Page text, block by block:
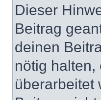
Dieser
Beitrag
deinen
nötig
überarbeitet